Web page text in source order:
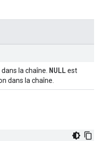
la chaîne. NULLest
dans la chaîne.